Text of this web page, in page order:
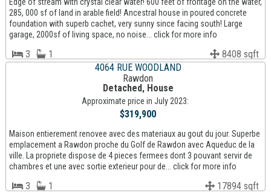
285, 000 sf of land in arable field! Ancestral house in poured concrete
foundation with superb cachet, very sunny since facing south! Large
garage, 2000sf of living space, no noise... click for more info
3 1
8408 sqft
4064 RUE WOODLAND
Rawdon
Detached, House
Approximate price in July 2023:
$319,900
Maison entierement renovee avec des materiaux au gout du jour. Superbe
emplacement a Rawdon proche du Golf de Rawdon avec Aqueduc de la
ville. La propriete dispose de 4 pieces fermees dont 3 pouvant servir de
chambres et une avec sortie exterieur pour de... click for more info
3 1
17894 sqft